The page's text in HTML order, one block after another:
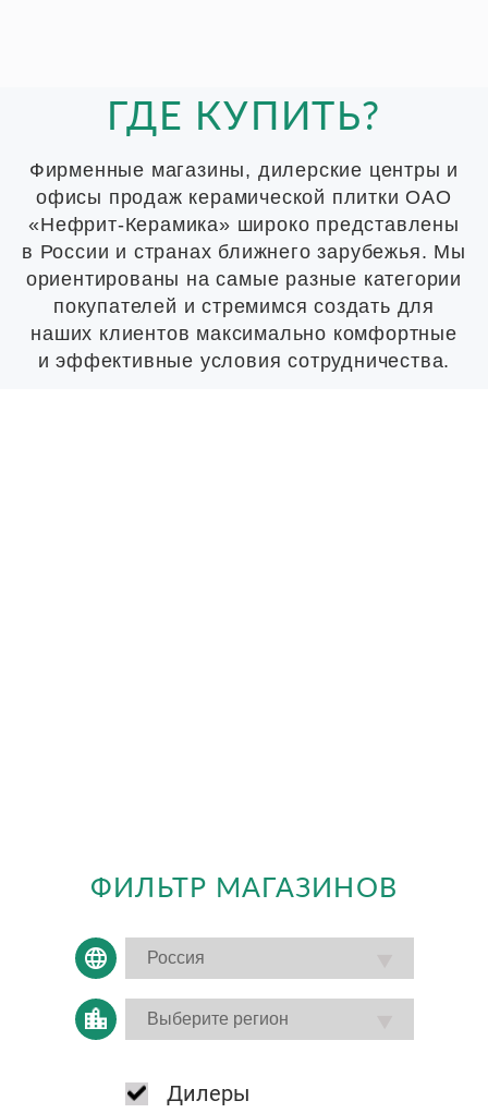
ГДЕ КУПИТЬ?
Фирменные магазины, дилерские центры и
офисы продаж керамической плитки ОАО
«Нефрит-Керамика» широко представлены
в России и странах ближнего зарубежья. Мы
ориентированы на самые разные категории
покупателей и стремимся создать для
наших клиентов максимально комфортные
и эффективные условия сотрудничества.
ФИЛЬТР МАГАЗИНОВ
Дилеры